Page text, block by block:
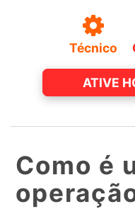
Técnico
ATIVE
Como é